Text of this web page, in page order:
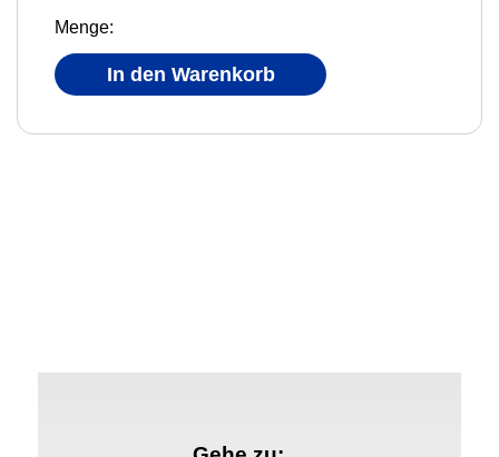
Menge:
In den Warenkorb